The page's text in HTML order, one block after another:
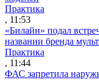
Практика
, 11:53
«Билайн» подал
названии бренда
Практика
, 11:44
ФАС запретила